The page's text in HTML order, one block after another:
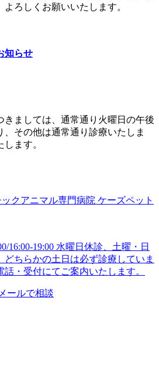
ろしくお願いいたします。
知らせ
きましては、通常通り火曜日の午後
、その他は通常通り診療いたしま
ます。